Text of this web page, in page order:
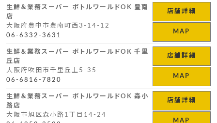
生鮮＆業務スーパー ボトルワールドOK 豊南
店
大阪府豊中市豊南町西3-14-12
06-6332-3631
店舗詳細
MAP
生鮮＆業務スーパー ボトルワールドOK 千里
丘店
大阪府吹田市千里丘上5-35
06-6816-7820
店舗詳細
MAP
生鮮＆業務スーパー ボトルワールドOK 森小
路店
大阪市旭区森小路1丁目14-24
店舗詳細
MAP